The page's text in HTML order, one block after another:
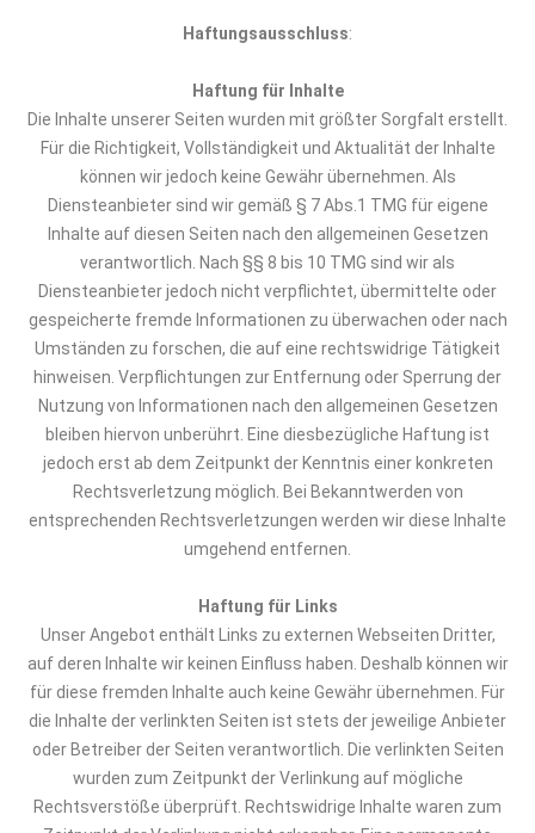
Haftungsausschluss:
Haftung für Inhalte
Die Inhalte unserer Seiten wurden mit größter Sorgfalt erstellt.
Für die Richtigkeit, Vollständigkeit und Aktualität der Inhalte
können wir jedoch keine Gewähr übernehmen. Als
Diensteanbieter sind wir gemäß § 7 Abs.1 TMG für eigene
Inhalte auf diesen Seiten nach den allgemeinen Gesetzen
verantwortlich. Nach §§ 8 bis 10 TMG sind wir als
Diensteanbieter jedoch nicht verpflichtet, übermittelte oder
gespeicherte fremde Informationen zu überwachen oder nach
Umständen zu forschen, die auf eine rechtswidrige Tätigkeit
hinweisen. Verpflichtungen zur Entfernung oder Sperrung der
Nutzung von Informationen nach den allgemeinen Gesetzen
bleiben hiervon unberührt. Eine diesbezügliche Haftung ist
jedoch erst ab dem Zeitpunkt der Kenntnis einer konkreten
Rechtsverletzung möglich. Bei Bekanntwerden von
entsprechenden Rechtsverletzungen werden wir diese Inhalte
umgehend entfernen.
Haftung für Links
Unser Angebot enthält Links zu externen Webseiten Dritter,
auf deren Inhalte wir keinen Einfluss haben. Deshalb können wir
für diese fremden Inhalte auch keine Gewähr übernehmen. Für
die Inhalte der verlinkten Seiten ist stets der jeweilige Anbieter
oder Betreiber der Seiten verantwortlich. Die verlinkten Seiten
wurden zum Zeitpunkt der Verlinkung auf mögliche
Rechtsverstöße überprüft. Rechtswidrige Inhalte waren zum